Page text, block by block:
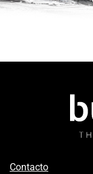
Footer
Contacto